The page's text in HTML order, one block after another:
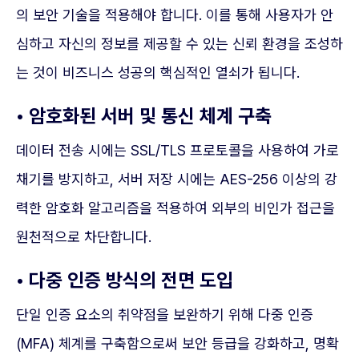
의 보안 기술을 적용해야 합니다. 이를 통해 사용자가 안
심하고 자신의 정보를 제공할 수 있는 신뢰 환경을 조성하
는 것이 비즈니스 성공의 핵심적인 열쇠가 됩니다.
• 암호화된 서버 및 통신 체계 구축
데이터 전송 시에는 SSL/TLS 프로토콜을 사용하여 가로
채기를 방지하고, 서버 저장 시에는 AES-256 이상의 강
력한 암호화 알고리즘을 적용하여 외부의 비인가 접근을
원천적으로 차단합니다.
• 다중 인증 방식의 전면 도입
단일 인증 요소의 취약점을 보완하기 위해 다중 인증
(MFA) 체계를 구축함으로써 보안 등급을 강화하고, 명확